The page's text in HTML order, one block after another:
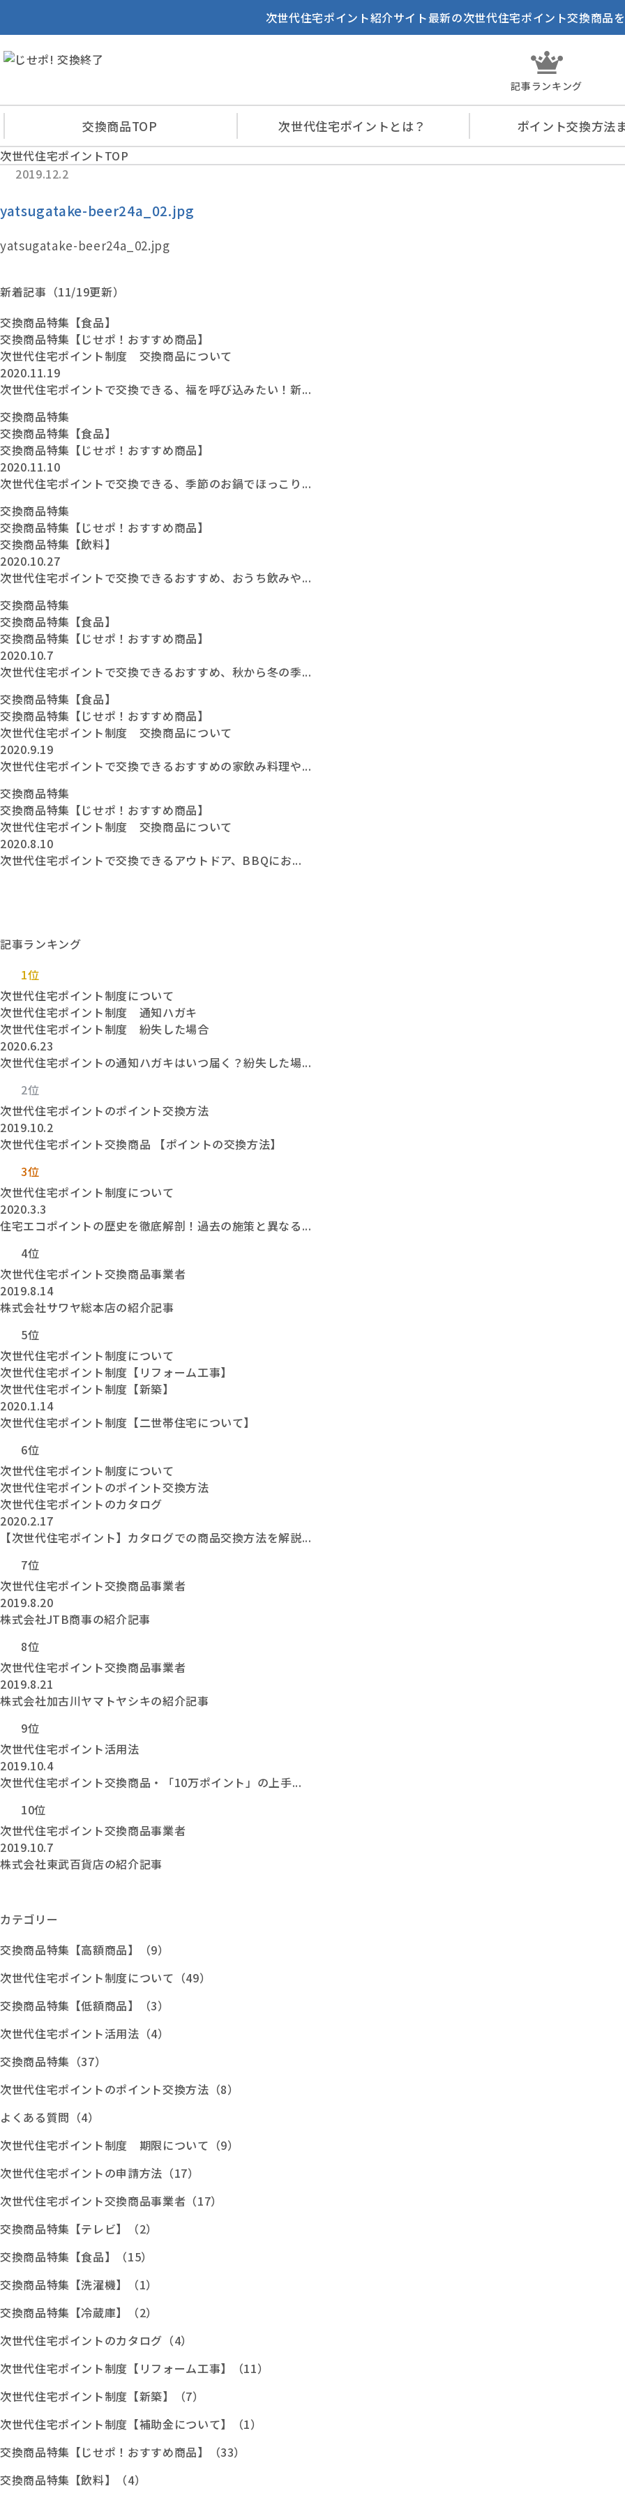
次世代住宅ポイント紹介サイト最新の次世代住宅ポイント交換商品
記事ランキング
交換商品TOP 次世代住宅ポイントとは？ ポイント交換方法
次世代住宅ポイントTOP
2019.12.2
yatsugatake-beer24a_02.jpg
yatsugatake-beer24a_02.jpg
新着記事（11/19更新）
交換商品特集【食品】
交換商品特集【じせポ！おすすめ商品】
次世代住宅ポイント制度 交換商品について
2020.11.19
次世代住宅ポイントで交換できる、福を呼び込みたい！新...
交換商品特集
交換商品特集【食品】
交換商品特集【じせポ！おすすめ商品】
2020.11.10
次世代住宅ポイントで交換できる、季節のお鍋でほっこり...
交換商品特集
交換商品特集【じせポ！おすすめ商品】
交換商品特集【飲料】
2020.10.27
次世代住宅ポイントで交換できるおすすめ、おうち飲みや...
交換商品特集
交換商品特集【食品】
交換商品特集【じせポ！おすすめ商品】
2020.10.7
次世代住宅ポイントで交換できるおすすめ、秋から冬の季...
交換商品特集【食品】
交換商品特集【じせポ！おすすめ商品】
次世代住宅ポイント制度 交換商品について
2020.9.19
次世代住宅ポイントで交換できるおすすめの家飲み料理や...
交換商品特集
交換商品特集【じせポ！おすすめ商品】
次世代住宅ポイント制度 交換商品について
2020.8.10
次世代住宅ポイントで交換できるアウトドア、BBQにお...
記事ランキング
1位
次世代住宅ポイント制度について
次世代住宅ポイント制度 通知ハガキ
次世代住宅ポイント制度 紛失した場合
2020.6.23
次世代住宅ポイントの通知ハガキはいつ届く？紛失した場...
2位
次世代住宅ポイントのポイント交換方法
2019.10.2
次世代住宅ポイント交換商品 【ポイントの交換方法】
3位
次世代住宅ポイント制度について
2020.3.3
住宅エコポイントの歴史を徹底解剖！過去の施策と異なる...
4位
次世代住宅ポイント交換商品事業者
2019.8.14
株式会社サワヤ総本店の紹介記事
5位
次世代住宅ポイント制度について
次世代住宅ポイント制度【リフォーム工事】
次世代住宅ポイント制度【新築】
2020.1.14
次世代住宅ポイント制度【二世帯住宅について】
6位
次世代住宅ポイント制度について
次世代住宅ポイントのポイント交換方法
次世代住宅ポイントのカタログ
2020.2.17
【次世代住宅ポイント】カタログでの商品交換方法を解説...
7位
次世代住宅ポイント交換商品事業者
2019.8.20
株式会社JTB商事の紹介記事
8位
次世代住宅ポイント交換商品事業者
2019.8.21
株式会社加古川ヤマトヤシキの紹介記事
9位
次世代住宅ポイント活用法
2019.10.4
次世代住宅ポイント交換商品・「10万ポイント」の上手...
10位
次世代住宅ポイント交換商品事業者
2019.10.7
株式会社東武百貨店の紹介記事
カテゴリー
交換商品特集【高額商品】（9）
次世代住宅ポイント制度について（49）
交換商品特集【低額商品】（3）
次世代住宅ポイント活用法（4）
交換商品特集（37）
次世代住宅ポイントのポイント交換方法（8）
よくある質問（4）
次世代住宅ポイント制度 期限について（9）
次世代住宅ポイントの申請方法（17）
次世代住宅ポイント交換商品事業者（17）
交換商品特集【テレビ】（2）
交換商品特集【食品】（15）
交換商品特集【洗濯機】（1）
交換商品特集【冷蔵庫】（2）
次世代住宅ポイントのカタログ（4）
次世代住宅ポイント制度【リフォーム工事】（11）
次世代住宅ポイント制度【新築】（7）
次世代住宅ポイント制度【補助金について】（1）
交換商品特集【じせポ！おすすめ商品】（33）
交換商品特集【飲料】（4）